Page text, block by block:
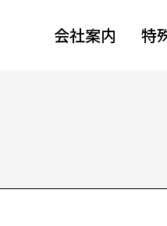
会社案内 特